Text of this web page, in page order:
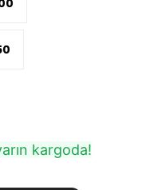
kargoda!